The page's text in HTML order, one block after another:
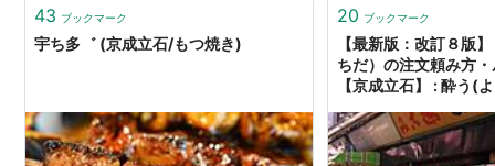
43 ブックマーク
宇ち多゛ (京成立石/もつ焼き)
20 ブックマーク
【最新版：改訂８版
ちだ）の注文頼み方
【京成立石】 : 酔う(